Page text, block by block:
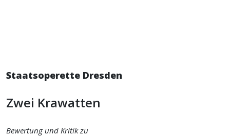
Staatsoperette Dresden
Zwei Krawatten
Bewertung und Kritik zu